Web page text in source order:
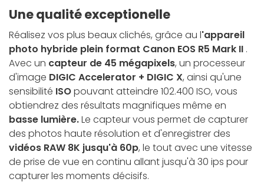
Une qualité exceptionelle
Réalisez vos plus beaux clichés, grâce au l'appareil
photo hybride plein format Canon EOS R5 Mark II .
Avec un capteur de 45 mégapixels, un processeur
d'image DIGIC Accelerator + DIGIC X, ainsi qu'une
sensibilité ISOpouvant atteindre 102.400 ISO, vous
obtiendrez des résultats magnifiques même en
basse lumière.Le capteur vous permet de capturer
des photos haute résolution et d'enregistrer des
vidéos RAW 8K jusqu'à 60p, le tout avec une vitesse
de prise de vue en continu allant jusqu'à 30 ips pour
capturer les moments décisifs.